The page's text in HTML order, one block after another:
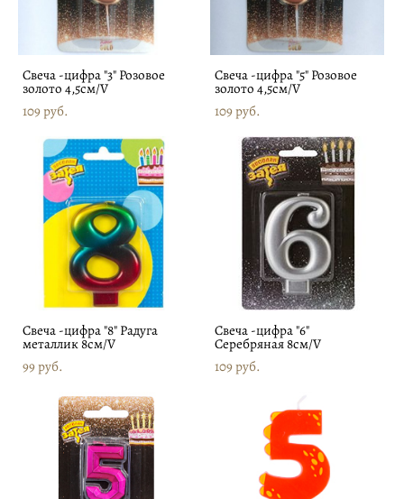
Свеча -цифра "3" Розовое
золото 4,5см/V
109 pуб.
Свеча -цифра "5" Розовое
золото 4,5см/V
109 pуб.
Свеча -цифра "8" Радуга
металлик 8см/V
99 pуб.
Свеча -цифра "6"
Серебряная 8см/V
109 pуб.